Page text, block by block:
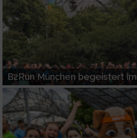
B2Run München begeistert